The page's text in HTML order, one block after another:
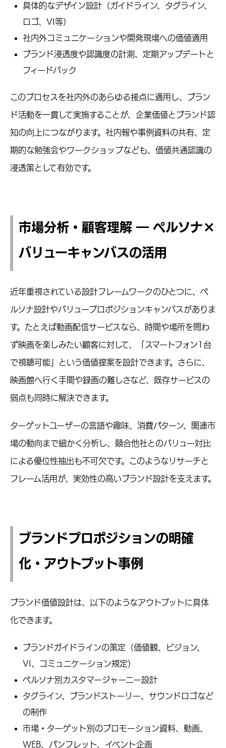
具体的なデザイン設計（ガイドライン、タグライン、
ロゴ、VI等）
社内外コミュニケーションや開発現場への価値適用
ブランド浸透度や認識度の計測、定期アップデートと
フィードバック
このプロセスを社内外のあらゆる接点に適用し、ブラン
ド活動を一貫して実施することが、企業価値とブランド認
知の向上につながります。社内報や事例資料の共有、定
期的な勉強会やワークショップなども、価値共通認識の
浸透策として有効です。
市場分析・顧客理解 ― ペルソナ×
バリューキャンバスの活用
近年重視されている設計フレームワークのひとつに、ペ
ルソナ設計やバリュープロポジションキャンバスがありま
す。たとえば動画配信サービスなら、時間や場所を問わ
ず映画を楽しみたい顧客に対して、「スマートフォン1台
で視聴可能」という価値提案を設計できます。さらに、
映画館へ行く手間や録画の難しさなど、既存サービスの
弱点も同時に解決できます。
ターゲットユーザーの言語や趣味、消費パターン、関連市
場の動向まで細かく分析し、競合他社とのバリュー対比
による優位性抽出も不可欠です。このようなリサーチと
フレーム活用が、実効性の高いブランド設計を支えます。
ブランドプロポジションの明確
化・アウトプット事例
ブランド価値設計は、以下のようなアウトプットに具体
化できます。
ブランドガイドラインの策定（価値観、ビジョン、
VI、コミュニケーション規定）
ペルソナ別カスタマージャーニー設計
タグライン、ブランドストーリー、サウンドロゴなど
の制作
市場・ターゲット別のプロモーション資料、動画、
WEB、パンフレット、イベント企画